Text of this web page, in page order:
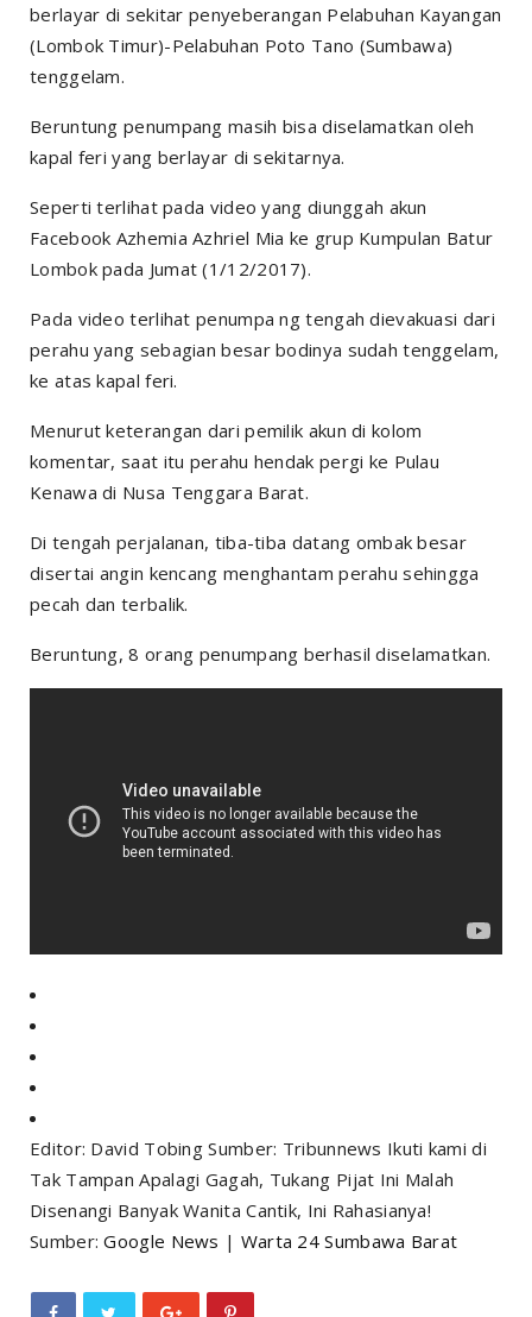
berlayar di sekitar penyeberangan Pelabuhan Kayangan
(Lombok Timur)-Pelabuhan Poto Tano (Sumbawa)
tenggelam.
Beruntung penumpang masih bisa diselamatkan oleh
kapal feri yang berlayar di sekitarnya.
Seperti terlihat pada video yang diunggah akun
Facebook Azhemia Azhriel Mia ke grup Kumpulan Batur
Lombok pada Jumat (1/12/2017).
Pada video terlihat penumpa ng tengah dievakuasi dari
perahu yang sebagian besar bodinya sudah tenggelam,
ke atas kapal feri.
Menurut keterangan dari pemilik akun di kolom
komentar, saat itu perahu hendak pergi ke Pulau
Kenawa di Nusa Tenggara Barat.
Di tengah perjalanan, tiba-tiba datang ombak besar
disertai angin kencang menghantam perahu sehingga
pecah dan terbalik.
Beruntung, 8 orang penumpang berhasil diselamatkan.
Editor: David Tobing Sumber: Tribunnews Ikuti kami di
Tak Tampan Apalagi Gagah, Tukang Pijat Ini Malah
Disenangi Banyak Wanita Cantik, Ini Rahasianya!
Sumber:Google News | Warta 24 Sumbawa Barat